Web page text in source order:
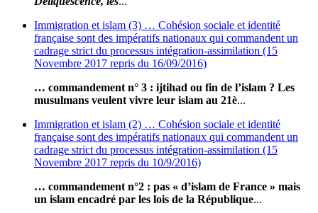
Immigration et islam (3) … Cohésion sociale et identité
française sont des impératifs nationaux qui commandent un
cadrage strict du processus intégration-assimilation (15
Novembre 2017 repris du 16/09/2016)
… commandement n° 3 : ijtihad ou fin de l’islam ? Les
musulmans veulent vivre leur islam au 21è...
Immigration et islam (2) … Cohésion sociale et identité
française sont des impératifs nationaux qui commandent un
cadrage strict du processus intégration-assimilation (15
Novembre 2017 repris du 10/9/2016)
… commandement n°2 : pas « d’islam de France » mais
un islam encadré par les lois de la République...